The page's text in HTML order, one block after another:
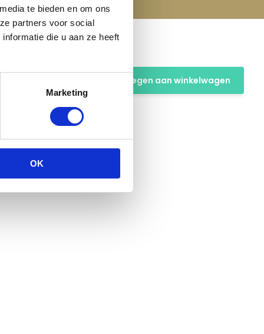
te bieden en om ons
partners voor social
die u aan ze heeft
Marketing
OK
Toevoegen aan winkelwagen